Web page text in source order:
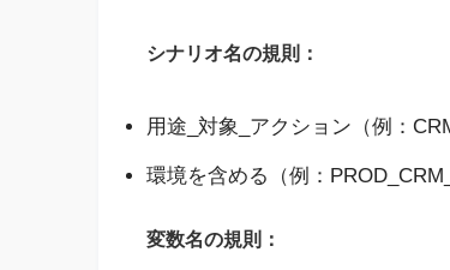
シナリオ名の規則：
用途_対象_アクション（例：
環境を含める（例：
変数名の規則：